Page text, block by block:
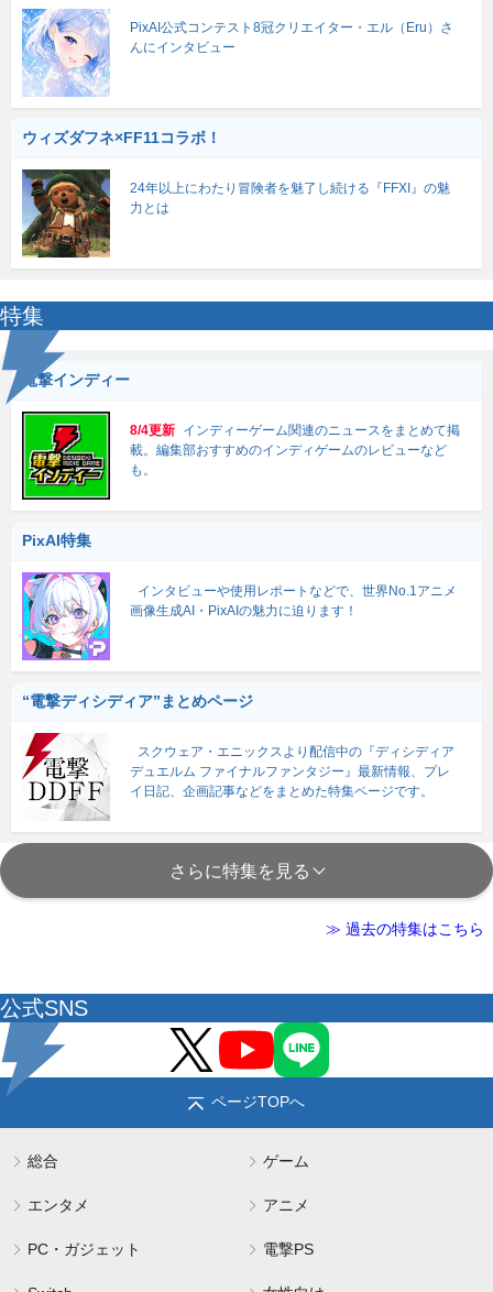
PixAI公式コンテスト8冠クリエイター・エル（Eru）さ
んにインタビュー
ウィズダフネ×FF11コラボ！
24年以上にわたり冒険者を魅了し続ける『FFXI』の魅
力とは
特集
電撃インディー
8/4更新 インディーゲーム関連のニュースをまとめて掲
載。編集部おすすめのインディゲームのレビューなど
も。
PixAI特集
インタビューや使用レポートなどで、世界No.1アニメ
画像生成AI・PixAIの魅力に迫ります！
“電撃ディシディア”まとめページ
スクウェア・エニックスより配信中の『ディシディア
デュエルム ファイナルファンタジー』最新情報、プレ
イ日記、企画記事などをまとめた特集ページです。
さらに特集を見る
≫ 過去の特集はこちら
公式SNS
ページTOPへ
総合 ゲーム
エンタメ アニメ
PC・ガジェット 電撃PS